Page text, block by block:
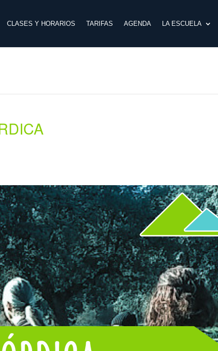
CLASES Y HORARIOS TARIFAS AGENDA LA ESCUELA